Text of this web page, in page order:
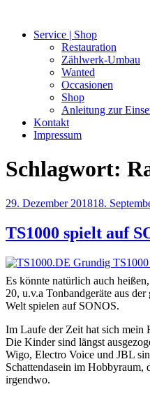
Service | Shop
Restauration
Zählwerk-Umbau
Wanted
Occasionen
Shop
Anleitung zur
Kontakt
Impressum
Schlagwort:
Veröffentlicht
29. Dezember 201818.
TS1000 spielt auf
Es könnte natürlich auch
20, u.v.a Tonbandgeräte aus
Welt spielen auf SONOS.
Im Laufe der Zeit hat sich mein
Die Kinder sind längst
Wigo, Electro Voice und JBL
Schattendasein im Hobbyraum,
irgendwo.